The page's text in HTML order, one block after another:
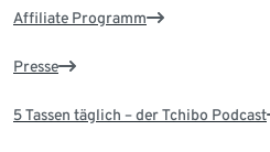
Affiliate Programm
Presse
5 Tassen täglich – der Tchibo Podcast